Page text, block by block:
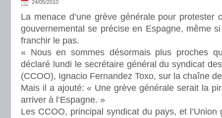
24/05/2010
La menace d’une grève générale pour protester
gouvernemental se précise en Espagne, même
franchir le pas.
« Nous en sommes désormais plus proches
déclaré lundi le secrétaire général du syndicat
(CCOO), Ignacio Fernandez Toxo, sur la chaîne
Mais il a ajouté: « Une grève générale serait la
arriver à l’Espagne. »
Les CCOO, principal syndicat du pays, et